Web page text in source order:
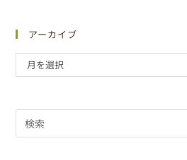
アーカイブ
月を選択